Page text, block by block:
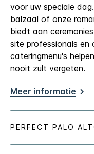
voor uw speciale
balzaal of onze
biedt aan
site professionals en
cateringmenu's
nooit zult vergeten.
Meer informatie